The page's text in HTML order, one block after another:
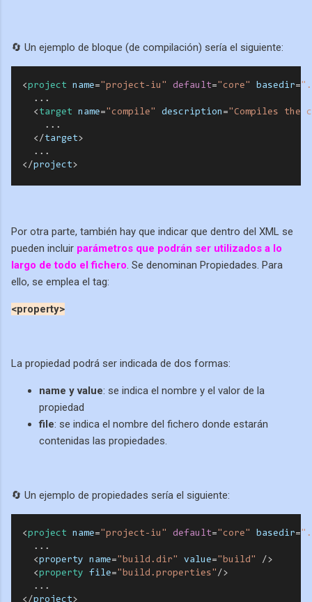
🔄 Un ejemplo de bloque (de compilación) sería el siguiente:
<project name="project-iu" default="core" basedir=
    ...
    <
target name="compile" description ="Compiles the
...
    <
/ target>
    ...
  <
/project>
Por otra parte, también hay que indicar que dentro del XML se
pueden incluir parámetros que podrán ser utilizados a lo
largo de todo el fichero . Se denominan Propiedades. Para
ello, se emplea el tag:
<property>
La propiedad podrá ser indicada de dos formas:
name y value: se indica el nombre y el valor de la
propiedad
file: se indica el nombre del fichero donde estarán
contenidas las propiedades.
🔄 Un ejemplo de propiedades sería el siguiente:
<project name="project-iu" default="core" basedir=
    ...
<property name="build.dir" value="build" / >
  <
property file="build.properties" / >
    ...
  <
/project>